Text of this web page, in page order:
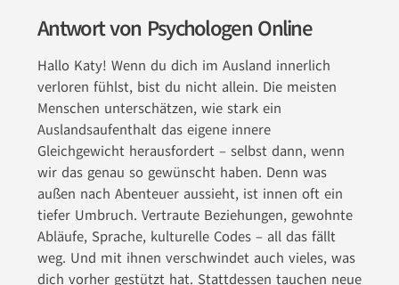
Antwort von Psychologen Online
Hallo Katy! Wenn du dich im Ausland innerlich
verloren fühlst, bist du nicht allein. Die meisten
Menschen unterschätzen, wie stark ein
Auslandsaufenthalt das eigene innere
Gleichgewicht herausfordert – selbst dann, wenn
wir das genau so gewünscht haben. Denn was
außen nach Abenteuer aussieht, ist innen oft ein
tiefer Umbruch. Vertraute Beziehungen, gewohnte
Abläufe, Sprache, kulturelle Codes – all das fällt
weg. Und mit ihnen verschwindet auch vieles, was
dich vorher gestützt hat. Stattdessen tauchen neue